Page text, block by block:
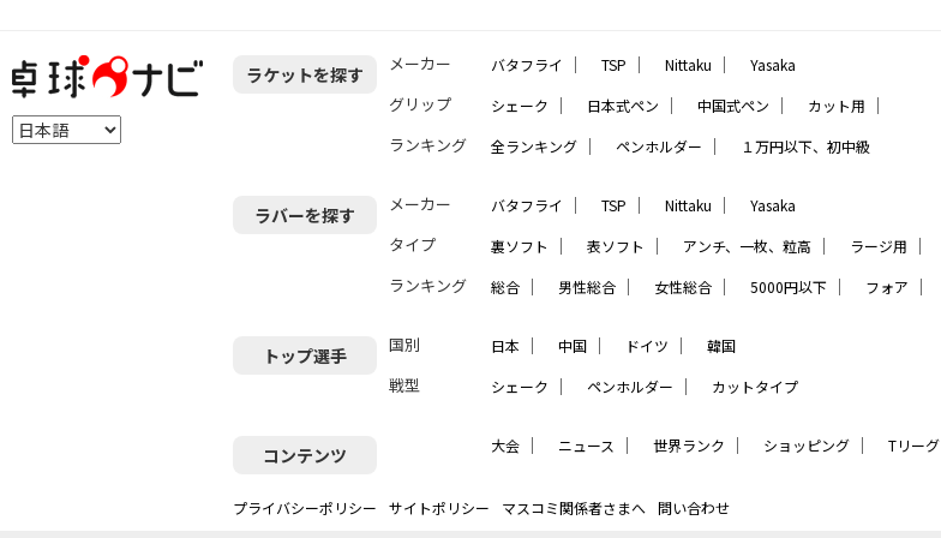
ラケットを探す メーカー バタフライ ｜ TSP ｜ Nittaku ｜ Yasaka
グリップ シェーク ｜ 日本式ペン ｜ 中国式ペン ｜ カット用 ｜
ランキング 全ランキング ｜ ペンホルダー ｜ １万円以下、初中級
ラバーを探す メーカー バタフライ ｜ TSP ｜ Nittaku ｜ Yasaka
タイプ 裏ソフト ｜ 表ソフト ｜ アンチ、一枚、粒高 ｜ ラージ用 ｜
ランキング 総合 ｜ 男性総合 ｜ 女性総合 ｜ 5000円以下 ｜ フォア ｜
トップ選手 国別 日本 ｜ 中国 ｜ ドイツ ｜ 韓国
戦型 シェーク ｜ ペンホルダー ｜ カットタイプ
コンテンツ 大会 ｜ ニュース ｜ 世界ランク ｜ ショッピング ｜ Tリーグ
プライバシーポリシー サイトポリシー マスコミ関係者さまへ 問い合わせ